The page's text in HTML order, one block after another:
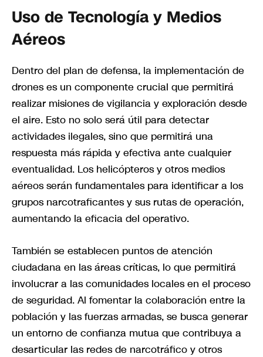
Uso de Tecnología y Medios
Aéreos
Dentro del plan de defensa, la implementación de
drones es un componente crucial que permitirá
realizar misiones de vigilancia y exploración desde
el aire. Esto no solo será útil para detectar
actividades ilegales, sino que permitirá una
respuesta más rápida y efectiva ante cualquier
eventualidad. Los helicópteros y otros medios
aéreos serán fundamentales para identificar a los
grupos narcotraficantes y sus rutas de operación,
aumentando la eficacia del operativo.
También se establecen puntos de atención
ciudadana en las áreas críticas, lo que permitirá
involucrar a las comunidades locales en el proceso
de seguridad. Al fomentar la colaboración entre la
población y las fuerzas armadas, se busca generar
un entorno de confianza mutua que contribuya a
desarticular las redes de narcotráfico y otros